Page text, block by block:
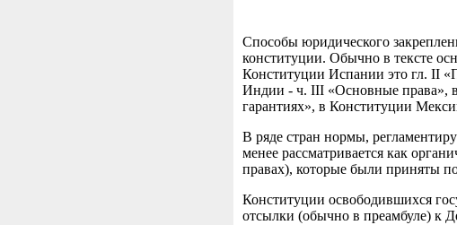
Способы юридического
конституции. Обычно в тексте
Конституции Испании это гл. II
Индии - ч. III «Основные права»,
гарантиях», в Конституции
В ряде стран нормы,
менее рассматривается как
правах), которые были приняты
Конституции освободившихся
отсылки (обычно в преамбуле) к